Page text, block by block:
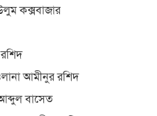
কক্সবাজার
আমীনুর রশিদ
বাসেত